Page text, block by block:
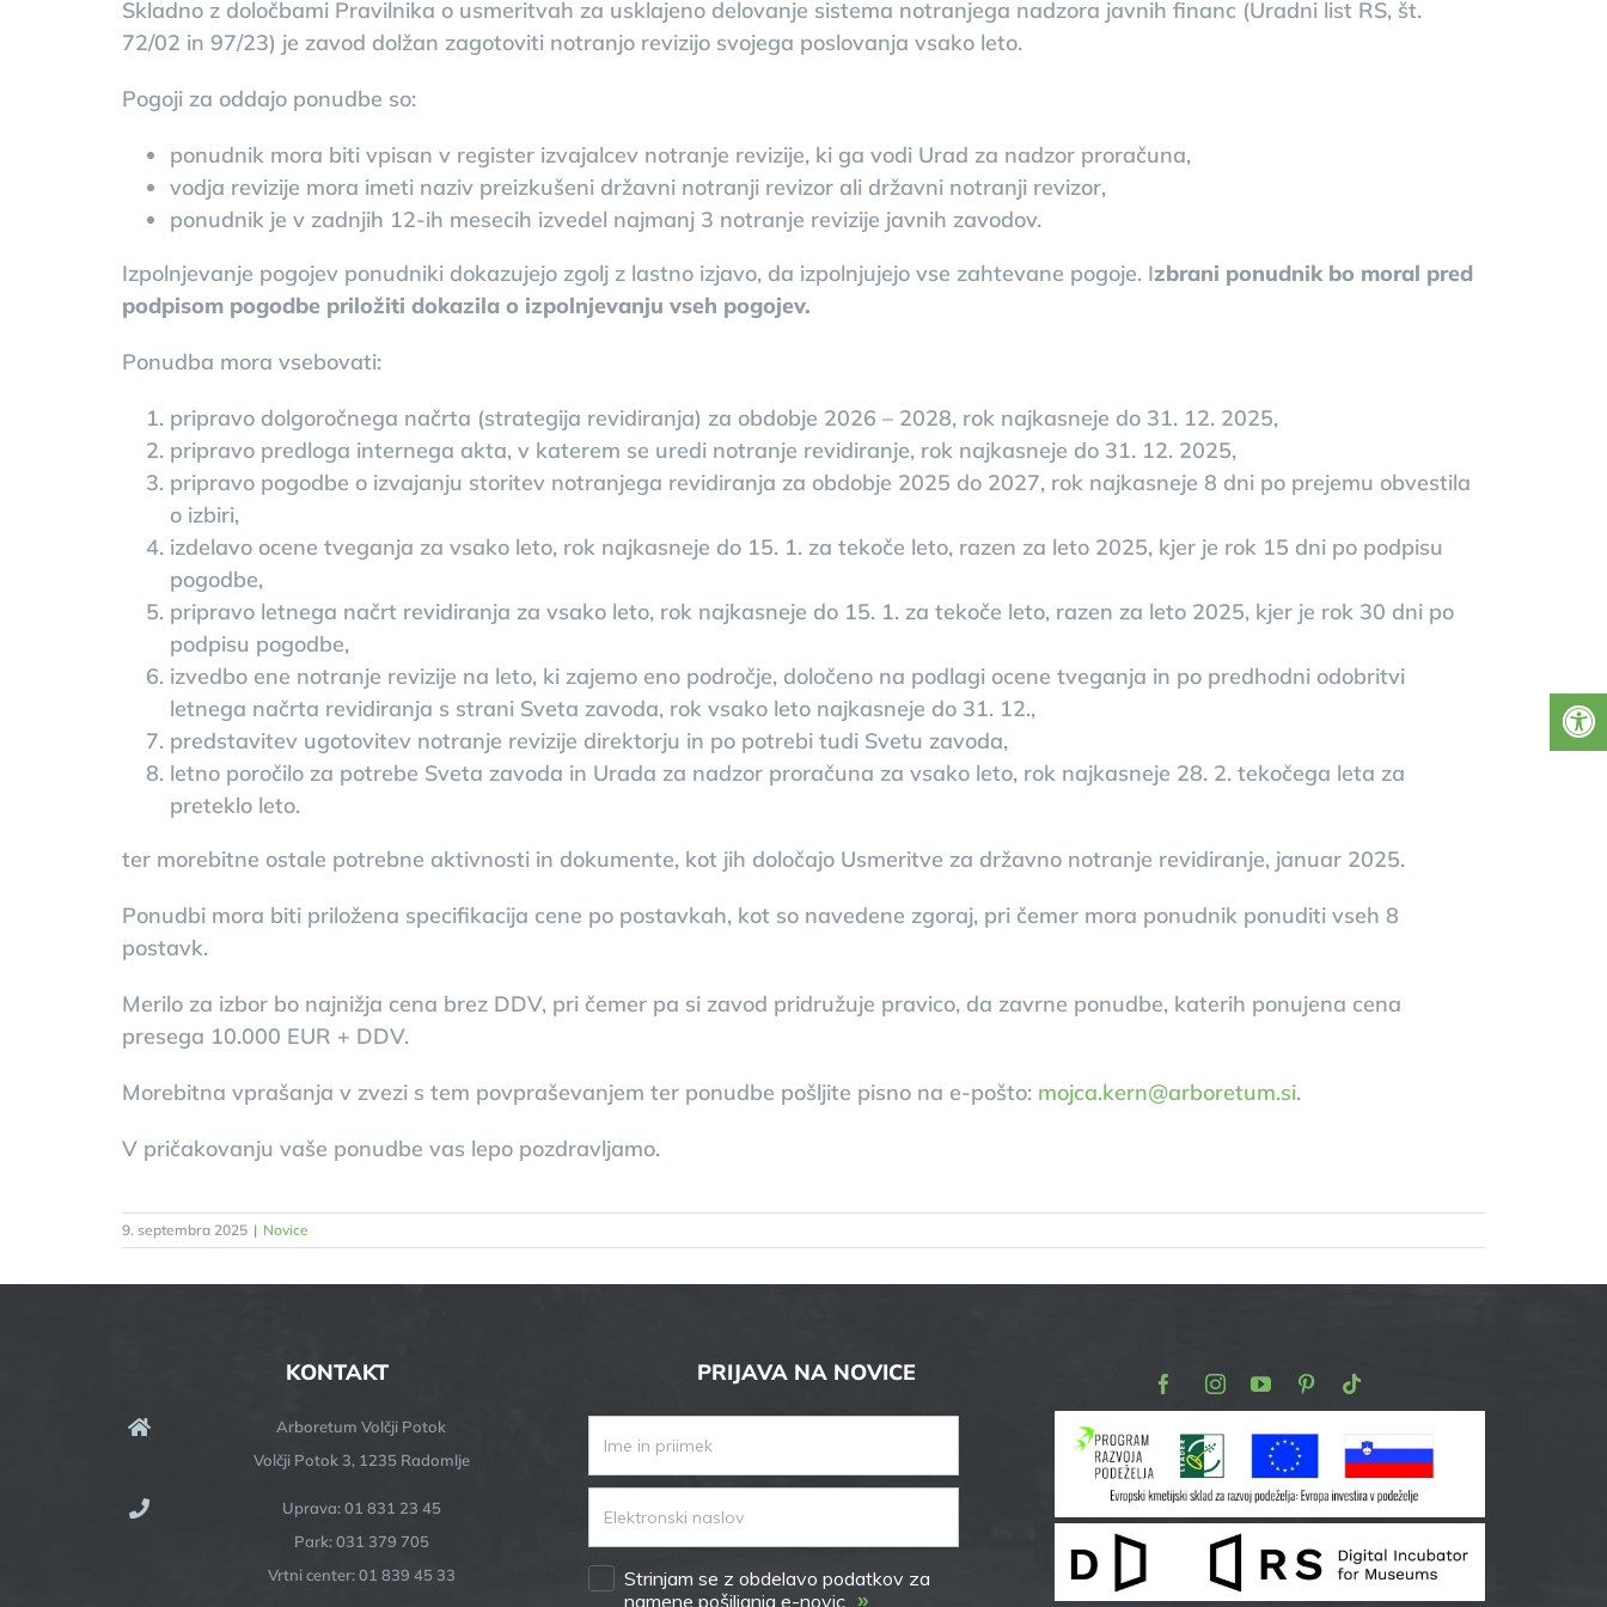
Skladno z določbami Pravilnika o usmeritvah za usklajeno delovanje sistema notranjega nadzora javnih financ (Uradni list RS, št.
72/02 in 97/23) je zavod dolžan zagotoviti notranjo revizijo svojega poslovanja vsako leto.
Pogoji za oddajo ponudbe so:
ponudnik mora biti vpisan v register izvajalcev notranje revizije, ki ga vodi Urad za nadzor proračuna,
vodja revizije mora imeti naziv preizkušeni državni notranji revizor ali državni notranji revizor,
ponudnik je v zadnjih 12-ih mesecih izvedel najmanj 3 notranje revizije javnih zavodov.
Izpolnjevanje pogojev ponudniki dokazujejo zgolj z lastno izjavo, da izpolnjujejo vse zahtevane pogoje. Izbrani ponudnik bo moral pred
podpisom pogodbe priložiti dokazila o izpolnjevanju vseh pogojev.
Ponudba mora vsebovati:
pripravo dolgoročnega načrta (strategija revidiranja) za obdobje 2026 – 2028, rok najkasneje do 31. 12. 2025,
pripravo predloga internega akta, v katerem se uredi notranje revidiranje, rok najkasneje do 31. 12. 2025,
pripravo pogodbe o izvajanju storitev notranjega revidiranja za obdobje 2025 do 2027, rok najkasneje 8 dni po prejemu obvestila
o izbiri,
izdelavo ocene tveganja za vsako leto, rok najkasneje do 15. 1. za tekoče leto, razen za leto 2025, kjer je rok 15 dni po podpisu
pogodbe,
pripravo letnega načrt revidiranja za vsako leto, rok najkasneje do 15. 1. za tekoče leto, razen za leto 2025, kjer je rok 30 dni po
podpisu pogodbe,
izvedbo ene notranje revizije na leto, ki zajemo eno področje, določeno na podlagi ocene tveganja in po predhodni odobritvi
letnega načrta revidiranja s strani Sveta zavoda, rok vsako leto najkasneje do 31. 12.,
predstavitev ugotovitev notranje revizije direktorju in po potrebi tudi Svetu zavoda,
letno poročilo za potrebe Sveta zavoda in Urada za nadzor proračuna za vsako leto, rok najkasneje 28. 2. tekočega leta za
preteklo leto.
ter morebitne ostale potrebne aktivnosti in dokumente, kot jih določajo Usmeritve za državno notranje revidiranje, januar 2025.
Ponudbi mora biti priložena specifikacija cene po postavkah, kot so navedene zgoraj, pri čemer mora ponudnik ponuditi vseh 8
postavk.
Merilo za izbor bo najnižja cena brez DDV, pri čemer pa si zavod pridružuje pravico, da zavrne ponudbe, katerih ponujena cena
presega 10.000 EUR + DDV.
Morebitna vprašanja v zvezi s tem povpraševanjem ter ponudbe pošljite pisno na e-pošto: mojca.kern@arboretum.si.
V pričakovanju vaše ponudbe vas lepo pozdravljamo.
9. septembra 2025 | Novice
KONTAKT
Arboretum Volčji Potok
Volčji Potok 3, 1235 Radomlje
Uprava: 01 831 23 45
Park: 031 379 705
Vrtni center: 01 839 45 33
PRIJAVA NA NOVICE
Strinjam se z obdelavo podatkov za
namene pošiljanja e-novic »
FacebookInstagram
YoutubePinterest